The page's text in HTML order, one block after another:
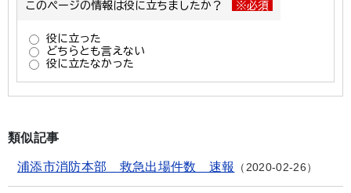
類似記事
浦添市消防本部 救急出場件数 速報 2020-02-26